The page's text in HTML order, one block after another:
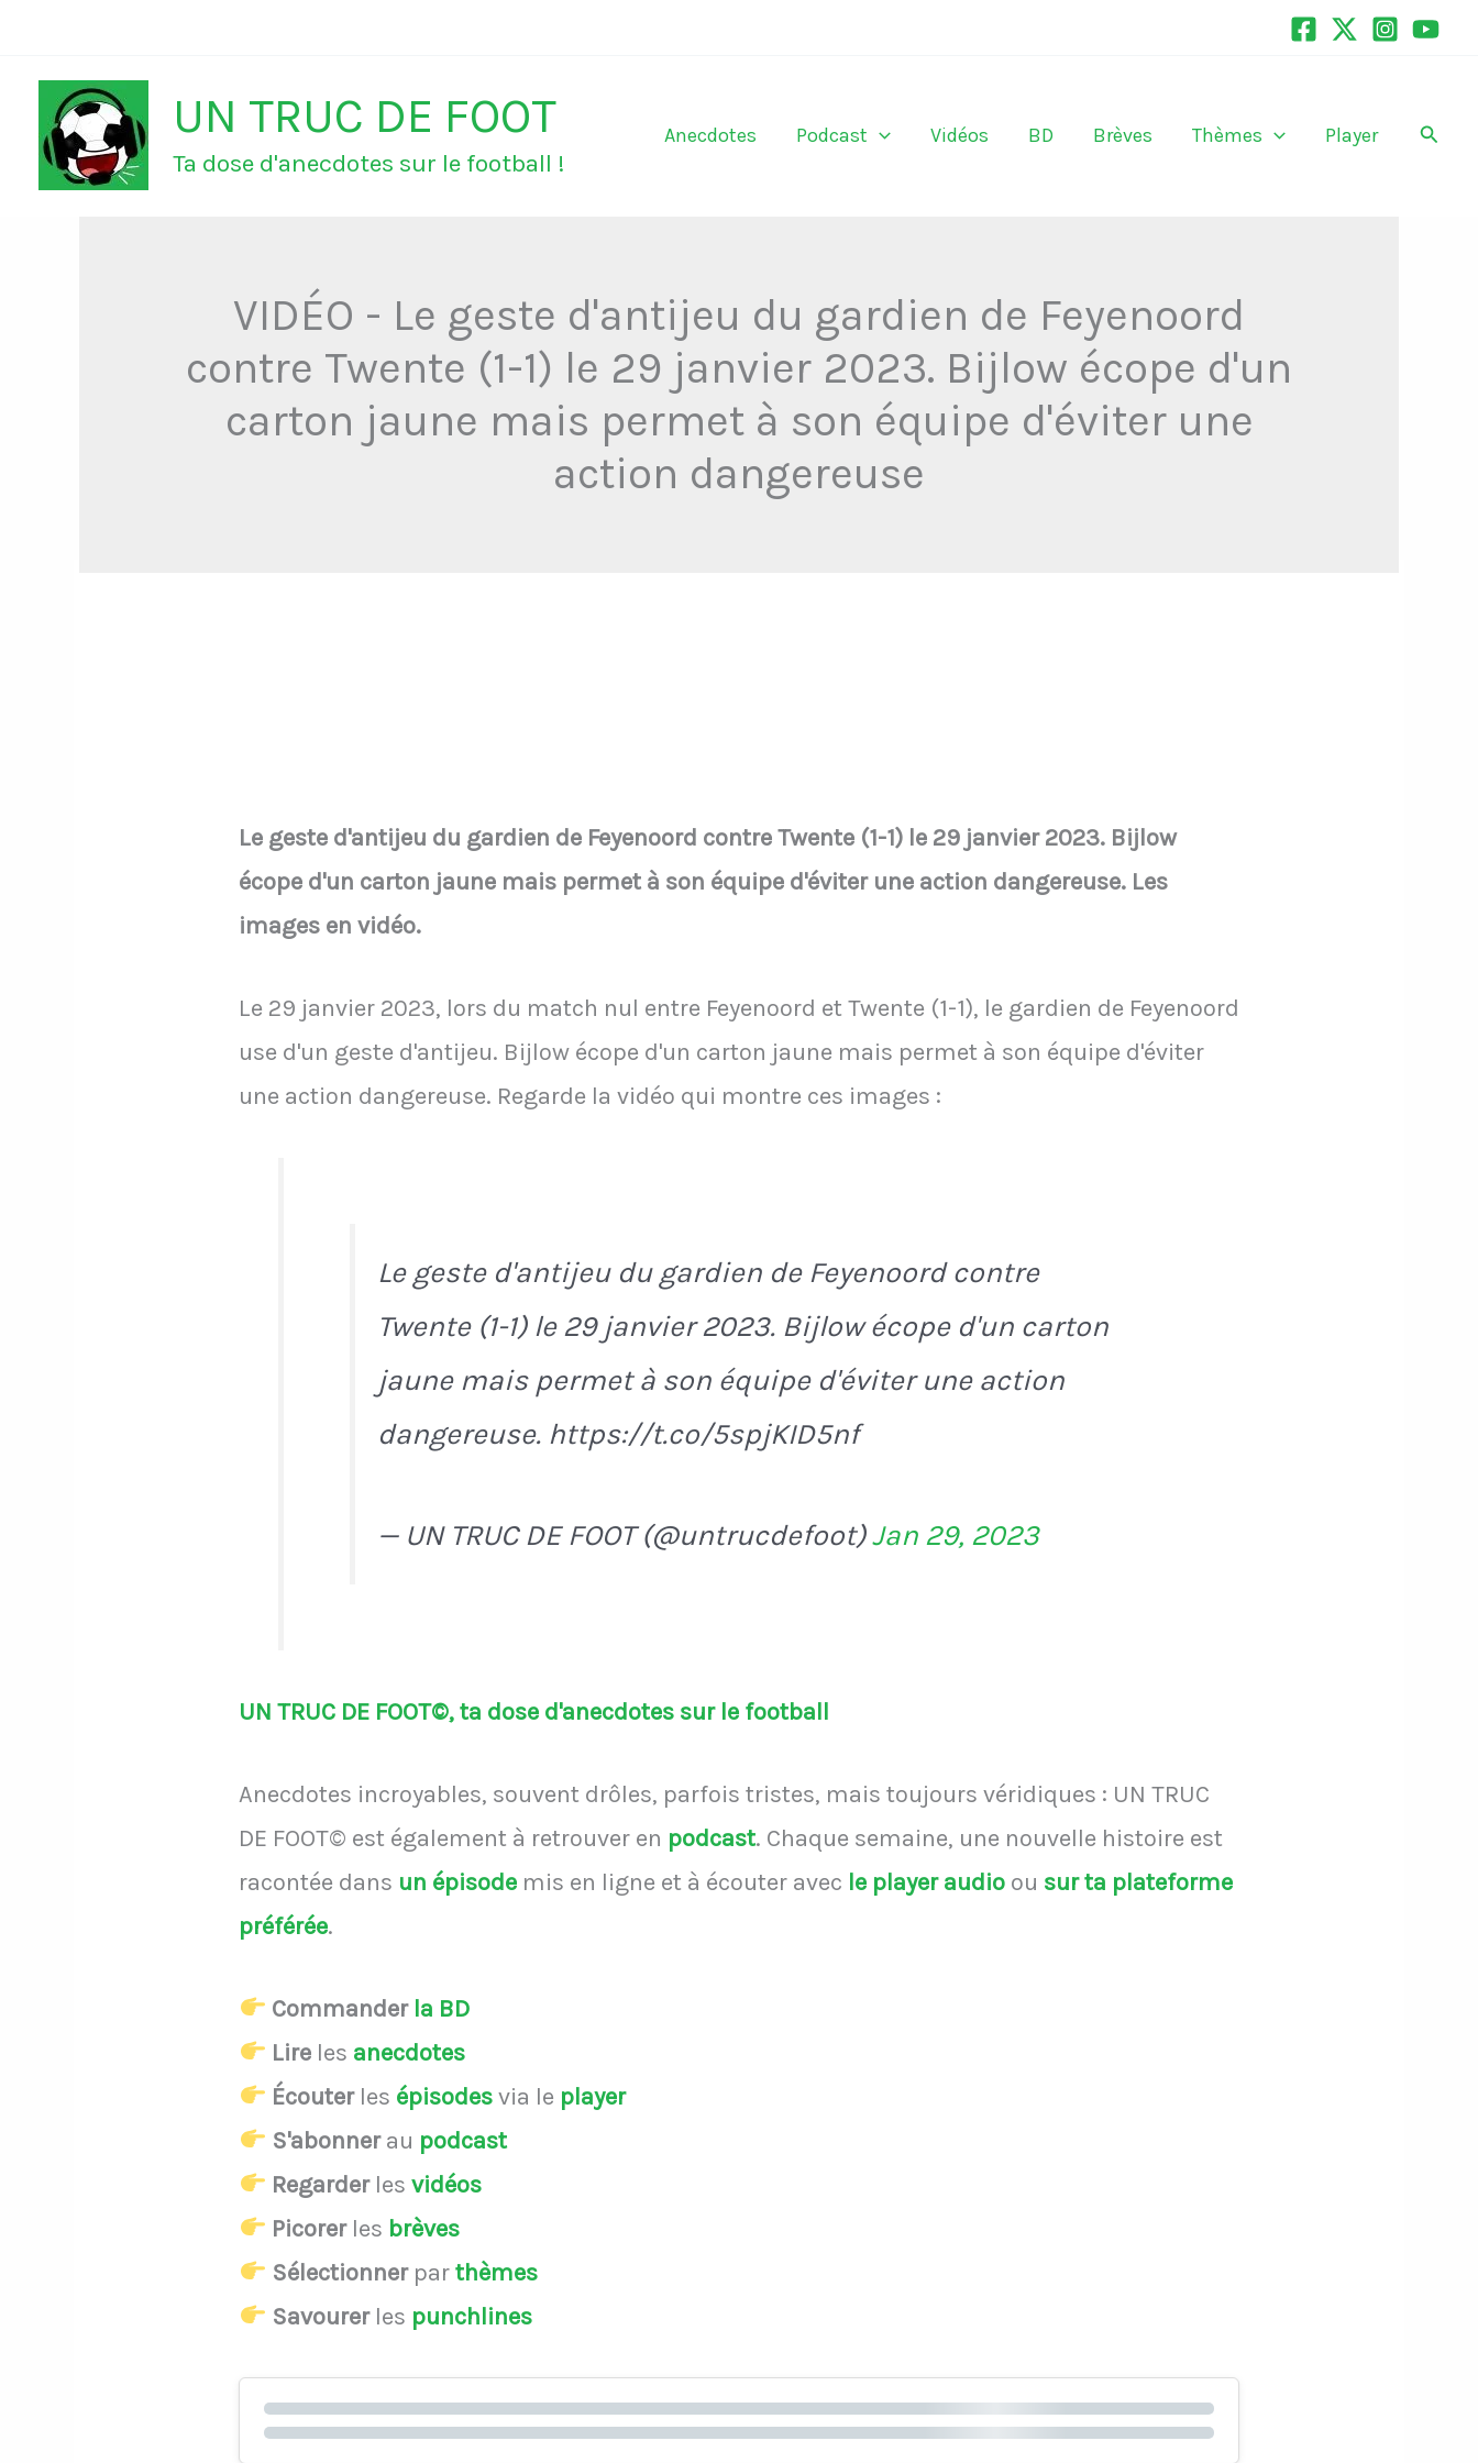
contenu
UN TRUC DE FOOT
Ta dose d'anecdotes sur le football !
Anecdotes Podcast Vidéos BD Brèves Thèmes Player
VIDÉO - Le geste d'antijeu du gardien de Feyenoord
contre Twente (1-1) le 29 janvier 2023. Bijlow écope d'un
carton jaune mais permet à son équipe d'éviter une
action dangereuse
Le geste d'antijeu du gardien de Feyenoord contre Twente (1-1) le 29 janvier 2023. Bijlow
écope d'un carton jaune mais permet à son équipe d'éviter une action dangereuse. Les
images en vidéo.
Le 29 janvier 2023, lors du match nul entre Feyenoord et Twente (1-1), le gardien de Feyenoord
use d'un geste d'antijeu. Bijlow écope d'un carton jaune mais permet à son équipe d'éviter
une action dangereuse. Regarde la vidéo qui montre ces images :
Le geste d'antijeu du gardien de Feyenoord contre
Twente (1-1) le 29 janvier 2023. Bijlow écope d'un carton
jaune mais permet à son équipe d'éviter une action
dangereuse. https://t.co/5spjKID5nf
— UN TRUC DE FOOT (@untrucdefoot)Jan 29, 2023
UN TRUC DE FOOT©, ta dose d'anecdotes sur le football
Anecdotes incroyables, souvent drôles, parfois tristes, mais toujours véridiques : UN TRUC
DE FOOT© est également à retrouver en podcast. Chaque semaine, une nouvelle histoire est
racontée dans un épisode mis en ligne et à écouter avec le player audio ou sur ta plateforme
préférée.
Commander la BD
Lire les anecdotes
Écouterles épisodesvia le player
S'abonnerau podcast
Regarderlesvidéos
Picorerles brèves
Sélectionnerparthèmes
Savourerles punchlines